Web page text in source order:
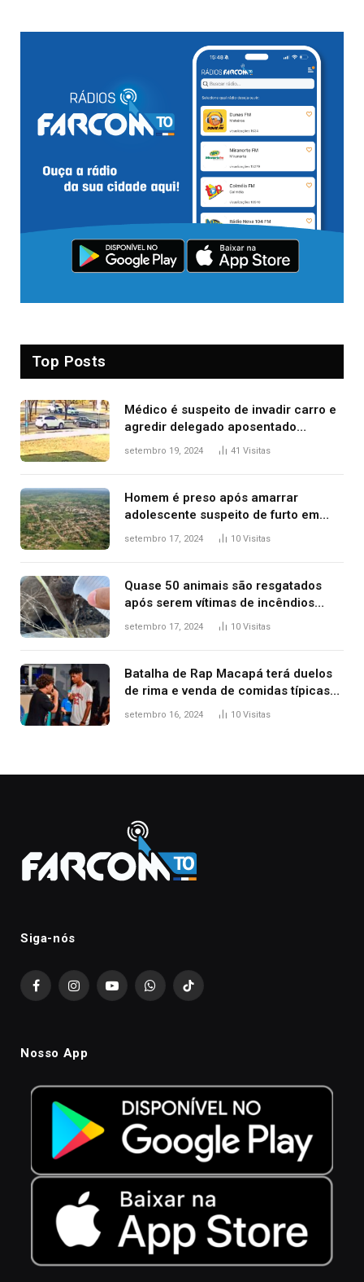
Top Posts
Médico é suspeito de invadir carro e
agredir delegado aposentado
durante confusão no trânsito
setembro 19, 2024 41 Visitas
Homem é preso após amarrar
adolescente suspeito de furto em
estaca de cerca e agredi-lo
setembro 17, 2024 10 Visitas
Quase 50 animais são resgatados
após serem vítimas de incêndios
florestais no Tocantins
setembro 17, 2024 10 Visitas
Batalha de Rap Macapá terá duelos
de rima e venda de comidas típicas
no Mercado Central
setembro 16, 2024 10 Visitas
Siga-nós
FacebookInstagramYouTubeWhatsAppTikTok
Nosso App